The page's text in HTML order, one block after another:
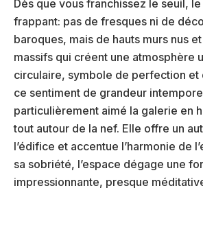
Dès que vous franchissez le seuil,
frappant: pas de fresques ni de
baroques, mais de hauts murs nus
massifs qui créent une atmosphère
circulaire, symbole de perfection et
ce sentiment de grandeur
particulièrement aimé la galerie en
tout autour de la nef. Elle offre un
l’édifice et accentue l’harmonie de
sa sobriété, l’espace dégage une
impressionnante, presque